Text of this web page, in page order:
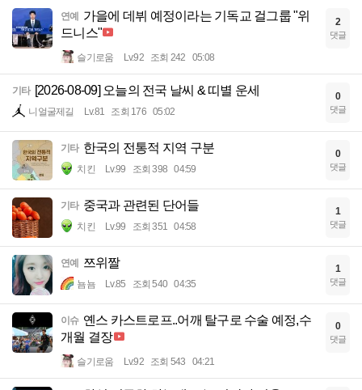
연예
가을에 데뷔 예정이라는 기독교 걸그룹 "위
드니스"
슬기로움 Lv.92 조회 242 05:08
2
댓글
기타 [2026-08-09] 오늘의 전국 날씨 & 띠별 운세
니얼굴제길 Lv.81 조회 176 05:02
0
댓글
기타 한국의 전통적 지역 구분
치킨 Lv.99 조회 398 04:59
0
댓글
기타 중국과 관련된 단어들
치킨 Lv.99 조회 351 04:58
1
댓글
연예 쯔위짤
뇸뇸 Lv.85 조회 540 04:35
1
댓글
이슈 옌스 카스트로프..어깨 탈구로 수술 예정,수
개월 결장
슬기로움 Lv.92 조회 543 04:21
0
댓글